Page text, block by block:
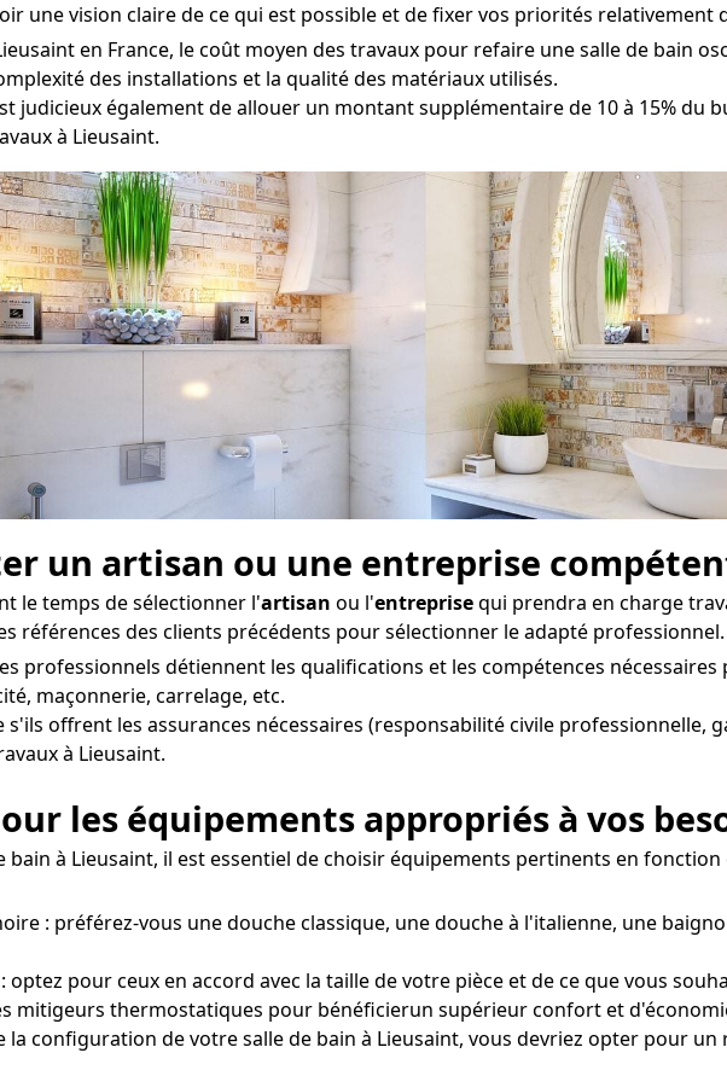
une vision claire de ce qui est possible et de fixer vos priorités relativement
en France, le coût moyen des travaux pour refaire une salle de bain
des installations et la qualité des matériaux utilisés.
judicieux également de allouer un montant supplémentaire de 10 à 15% du
à Lieusaint.
un artisan ou une entreprise
le temps de sélectionner l'artisan ou l'entreprisequi prendra en charge
références des clients précédents pour sélectionner le adapté professionnel.
professionnels détiennent les qualifications et les compétences
maçonnerie, carrelage, etc.
s'ils offrent les assurances nécessaires (responsabilité civile professionnelle,
à Lieusaint.
les équipements appropriés à vos
bain à Lieusaint, il est essentiel de choisir équipements pertinents en
: préférez-vous une douche classique, une douche à l'italienne, une
optez pour ceux en accord avec la taille de votre pièce et de ce que vous
mitigeurs thermostatiques pour bénéficierun supérieur confort et
la configuration de votre salle de bain à Lieusaint, vous devriez opter pour